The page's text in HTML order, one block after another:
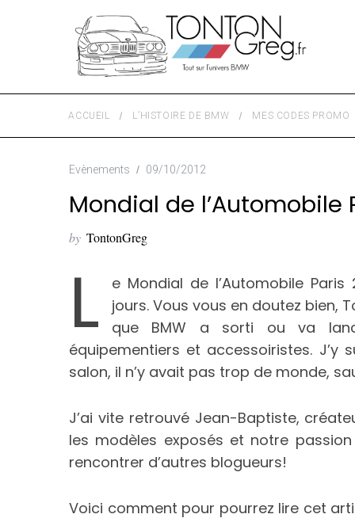
ACCUEIL L’HISTOIRE DE BMW MES CODES PROMO
Evènements 09/10/2012
Mondial de l’Automobile
by TontonGreg
L
e Mondial de l’Automobile
jours. Vous vous en doutez bien,
que BMW a sorti ou va
équipementiers et accessoiristes. J’y
salon, il n’y avait pas trop de monde,
J’ai vite retrouvé Jean-Baptiste,
les modèles exposés et notre
rencontrer d’autres blogueurs!
Voici comment pour pourrez lire cet